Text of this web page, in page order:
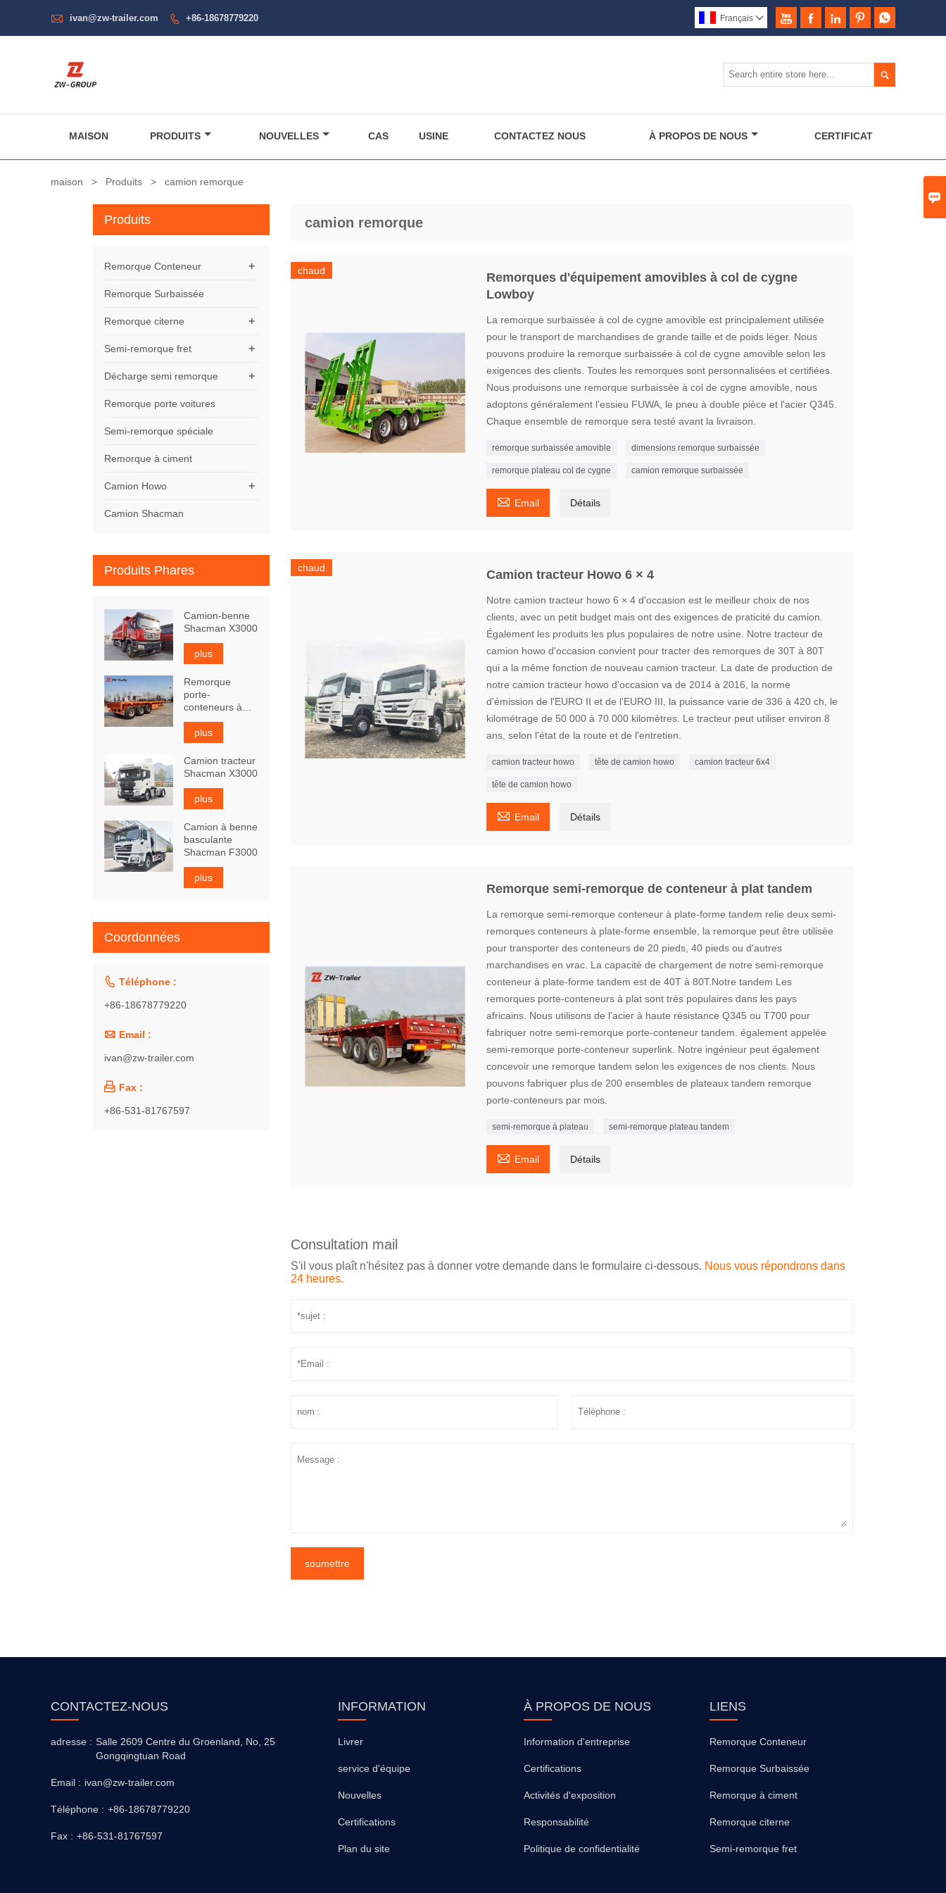

 ivan@zw-trailer.com  +86-18678779220     
Français 

MAISON PRODUITS NOUVELLES CAS USINE CONTACTEZ NOUS À PROPOS DE NOUS CERTIFICAT
maison > Produits > camion remorque
camion remorque
chaud
Remorques d'équipement amovibles à col de cygne
Lowboy
La remorque surbaissée à col de cygne amovible est principalement utilisée
pour le transport de marchandises de grande taille et de poids léger. Nous
pouvons produire la remorque surbaissée à col de cygne amovible selon les
exigences des clients. Toutes les remorques sont personnalisées et certifiées.
Nous produisons une remorque surbaissée à col de cygne amovible, nous
adoptons généralement l'essieu FUWA, le pneu à double pièce et l'acier Q345.
Chaque ensemble de remorque sera testé avant la livraison.
remorque surbaissée amovible dimensions remorque surbaissée
remorque plateau col de cygne camion remorque surbaissée
 Email Détails
chaud Camion tracteur Howo 6 × 4
Notre camion tracteur howo 6 × 4 d'occasion est le meilleur choix de nos
clients, avec un petit budget mais ont des exigences de praticité du camion.
Également les produits les plus populaires de notre usine. Notre tracteur de
camion howo d'occasion convient pour tracter des remorques de 30T à 80T
qui a la même fonction de nouveau camion tracteur. La date de production de
notre camion tracteur howo d'occasion va de 2014 à 2016, la norme
d'émission de l'EURO II et de l'EURO III, la puissance varie de 336 à 420 ch, le
kilométrage de 50 000 à 70 000 kilomètres. Le tracteur peut utiliser environ 8
ans, selon l'état de la route et de l'entretien.
camion tracteur howo tête de camion howo camion tracteur 6x4
tête de camion howo
 Email Détails
Remorque semi-remorque de conteneur à plat tandem
La remorque semi-remorque conteneur à plate-forme tandem relie deux semi-
remorques conteneurs à plate-forme ensemble, la remorque peut être utilisée
pour transporter des conteneurs de 20 pieds, 40 pieds ou d'autres
marchandises en vrac. La capacité de chargement de notre semi-remorque
conteneur à plate-forme tandem est de 40T à 80T.Notre tandem Les
remorques porte-conteneurs à plat sont très populaires dans les pays
africains. Nous utilisons de l'acier à haute résistance Q345 ou T700 pour
fabriquer notre semi-remorque porte-conteneur tandem. également appelée
semi-remorque porte-conteneur superlink. Notre ingénieur peut également
concevoir une remorque tandem selon les exigences de nos clients. Nous
pouvons fabriquer plus de 200 ensembles de plateaux tandem remorque
porte-conteneurs par mois.
semi-remorque à plateau semi-remorque plateau tandem
 Email Détails
Consultation mail
S'il vous plaît n'hésitez pas à donner votre demande dans le formulaire ci-dessous. Nous vous répondrons dans
24 heures.
soumettre
Produits
+
Remorque Conteneur
Remorque Surbaissée
+
Remorque citerne
+
Semi-remorque fret
+
Décharge semi remorque
Remorque porte voitures
Semi-remorque spéciale
Remorque à ciment
+
Camion Howo
Camion Shacman
Produits Phares
Camion-benne
Shacman X3000
plus
Remorque
porte-
conteneurs à
plat de 40 pieds
à 3 essieux
plus
Camion tracteur
Shacman X3000
plus
Camion à benne
basculante
Shacman F3000
plus
Coordonnées
 Téléphone :
+86-18678779220
 Email :
ivan@zw-trailer.com
 Fax :
+86-531-81767597
CONTACTEZ-NOUS
adresse : Salle 2609 Centre du Groenland, No, 25
Gongqingtuan Road
Email : ivan@zw-trailer.com
Téléphone : +86-18678779220
Fax : +86-531-81767597
INFORMATION
Livrer
service d'équipe
Nouvelles
Certifications
Plan du site
À PROPOS DE NOUS
Information d'entreprise
Certifications
Activités d'exposition
Responsabilité
Politique de confidentialité
LIENS
Remorque Conteneur
Remorque Surbaissée
Remorque à ciment
Remorque citerne
Semi-remorque fret